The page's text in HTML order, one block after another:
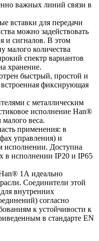
важных линий связи в
вставки для передачи
можно задействовать
и сигналов. В этом
малого количества
спектр вариантов
хранение.
быстрый, простой и
фиксирующая
с металлическим
исполнение Han®
веса.
применения: в
управления) и
Доступна
в исполнении IP20 и IP65
1А идеально
Соединители этой
внутренних
согласно
к устойчивости к
в стандарте EN